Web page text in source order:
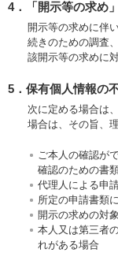
4．「開示等の求め
開示等の求めに伴
続きのための調査
該開示等の求めに
5．保有個人情報の
次に定める場合は
場合は、その旨、
ご本人の確認が
確認のための書
代理人による申
所定の申請書類
開示の求めの対
本人又は第三者
れがある場合